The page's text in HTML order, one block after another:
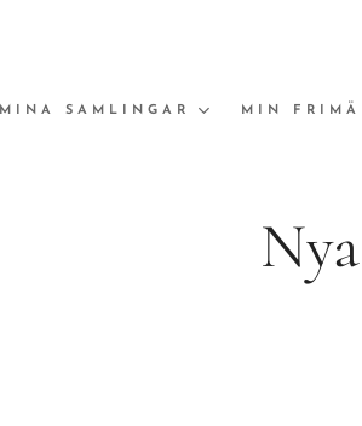
MINA SAMLINGAR MIN